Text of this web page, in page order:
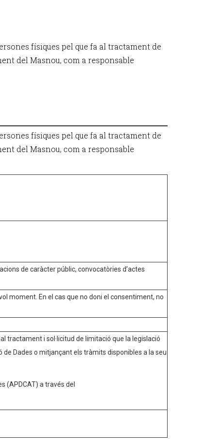
físiques pel que fa al tractament de
del Masnou, com a responsable
físiques pel que fa al tractament de
del Masnou, com a responsable
de caràcter públic, convocatòries d’actes
moment. En el cas que no doni el consentiment, no
tractament i sol·licitud de limitació que la legislació
Dades o mitjançant els tràmits disponibles a la seu
(APDCAT) a través del